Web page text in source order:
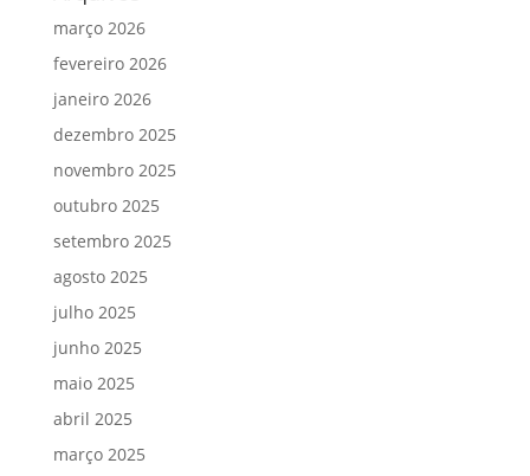
março 2026
fevereiro 2026
janeiro 2026
dezembro 2025
novembro 2025
outubro 2025
setembro 2025
agosto 2025
julho 2025
junho 2025
maio 2025
abril 2025
março 2025